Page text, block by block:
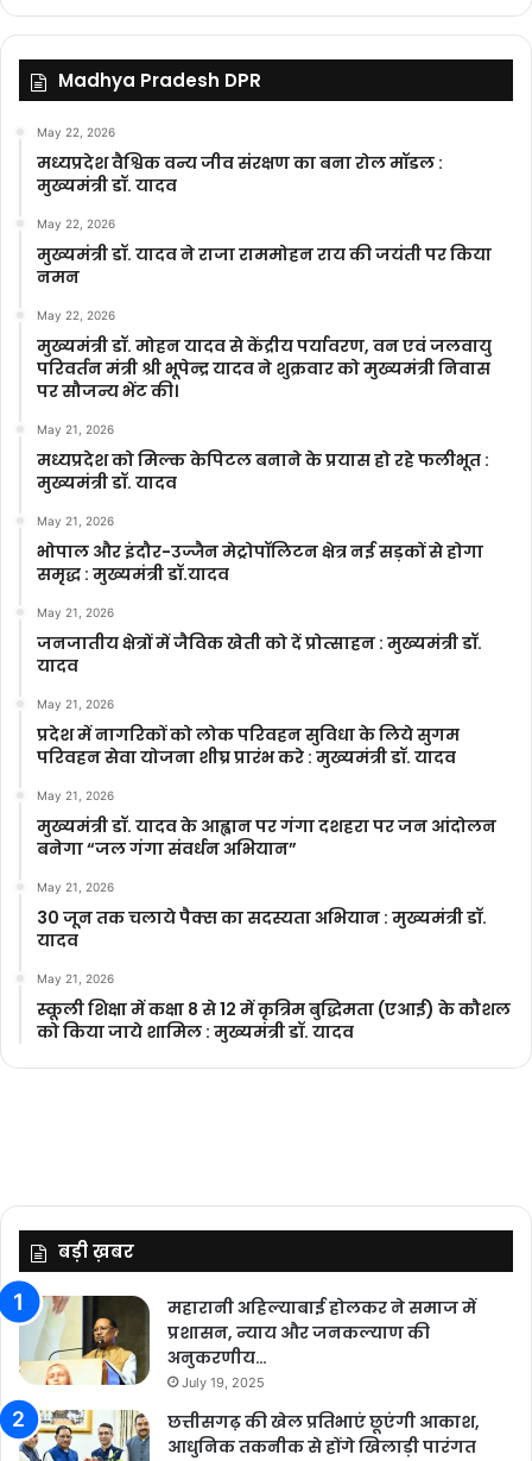
Madhya Pradesh DPR
May 22, 2026
मध्यप्रदेश वैश्विक वन्य जीव संरक्षण का बना रोल मॉडल :
मुख्यमंत्री डॉ. यादव
May 22, 2026
मुख्यमंत्री डॉ. यादव ने राजा राममोहन राय की जयंती पर किया
नमन
May 22, 2026
मुख्यमंत्री डॉ. मोहन यादव से केंद्रीय पर्यावरण, वन एवं जलवायु
परिवर्तन मंत्री श्री भूपेन्द्र यादव ने शुक्रवार को मुख्यमंत्री निवास
पर सौजन्य भेंट की।
May 21, 2026
मध्यप्रदेश को मिल्क केपिटल बनाने के प्रयास हो रहे फलीभूत :
मुख्यमंत्री डॉ. यादव
May 21, 2026
भोपाल और इंदौर-उज्जैन मेट्रोपॉलिटन क्षेत्र नई सड़कों से होगा
समृद्ध : मुख्यमंत्री डॉ.यादव
May 21, 2026
जनजातीय क्षेत्रों में जैविक खेती को दें प्रोत्साहन : मुख्यमंत्री डॉ.
यादव
May 21, 2026
प्रदेश में नागरिकों को लोक परिवहन सुविधा के लिये सुगम
परिवहन सेवा योजना शीघ्र प्रारंभ करे : मुख्यमंत्री डॉ. यादव
May 21, 2026
मुख्यमंत्री डॉ. यादव के आह्वान पर गंगा दशहरा पर जन आंदोलन
बनेगा “जल गंगा संवर्धन अभियान”
May 21, 2026
30 जून तक चलाये पैक्स का सदस्यता अभियान : मुख्यमंत्री डॉ.
यादव
May 21, 2026
स्कूली शिक्षा में कक्षा 8 से 12 में कृ‍त्रिम बुद्धिमता (एआई) के कौशल
को किया जाये शामिल : मुख्यमंत्री डॉ. यादव
बड़ी ख़बर
महारानी अहिल्याबाई होलकर ने समाज में
प्रशासन, न्याय और जनकल्याण की
अनुकरणीय…
July 19, 2025
छत्तीसगढ़ की खेल प्रतिभाएं छूएंगी आकाश,
आधुनिक तकनीक से होंगे खिलाड़ी पारंगत